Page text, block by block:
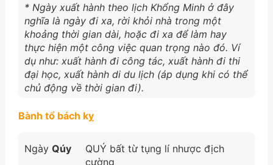
* Ngày xuất hành theo lịch Khổng Minh ở đây
nghĩa là ngày đi xa, rời khỏi nhà trong một
khoảng thời gian dài, hoặc đi xa để làm hay
thực hiện một công việc quan trọng nào đó. Ví
dụ như: xuất hành đi công tác, xuất hành đi thi
đại học, xuất hành di du lịch (áp dụng khi có thể
chủ động về thời gian đi).
Bành tổ bách kỵ
Ngày Qúy
QUÝ bất từ tụng lí nhược địch
cường